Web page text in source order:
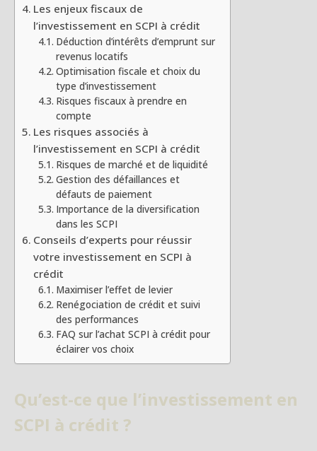
Les enjeux fiscaux de
l’investissement en SCPI à crédit
Déduction d’intérêts d’emprunt sur
revenus locatifs
Optimisation fiscale et choix du
type d’investissement
Risques fiscaux à prendre en
compte
Les risques associés à
l’investissement en SCPI à crédit
Risques de marché et de liquidité
Gestion des défaillances et
défauts de paiement
Importance de la diversification
dans les SCPI
Conseils d’experts pour réussir
votre investissement en SCPI à
crédit
Maximiser l’effet de levier
Renégociation de crédit et suivi
des performances
FAQ sur l’achat SCPI à crédit pour
éclairer vos choix
Qu’est-ce que l’investissement en
SCPI à crédit ?